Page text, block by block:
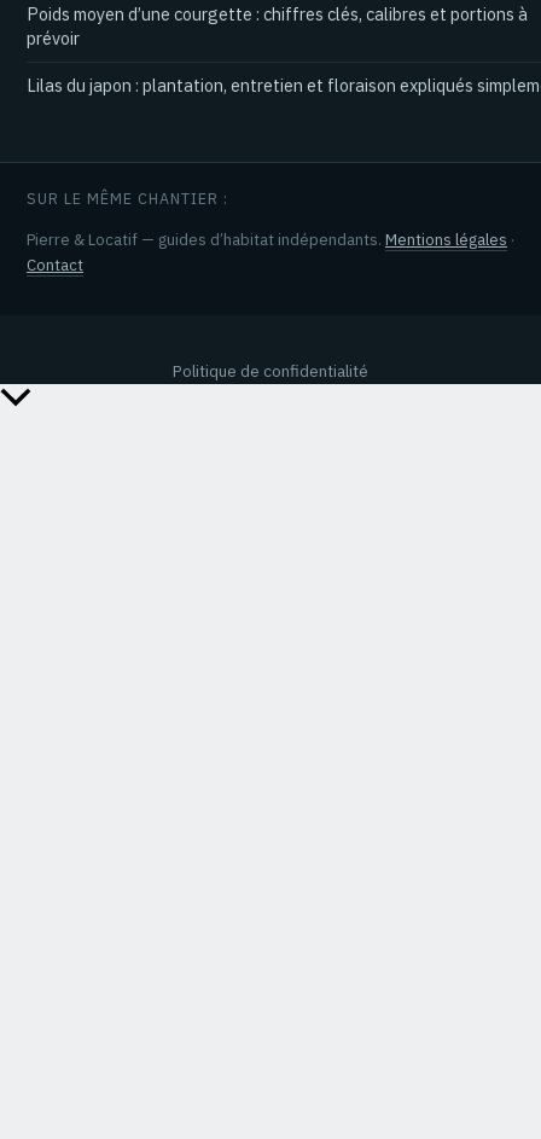
Poids moyen d’une courgette : chiffres clés, calibres et portions à
prévoir
Lilas du japon : plantation, entretien et floraison expliqués
SUR LE MÊME CHANTIER :
Pierre & Locatif — guides d’habitat indépendants. Mentions légales ·
Contact
Politique de confidentialité